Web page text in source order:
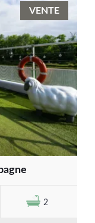
VENTE
2